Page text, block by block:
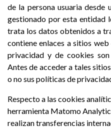
de la persona usuaria desde
gestionado por esta entidad
trata los datos obtenidos a
contiene enlaces a sitios
privacidad y de cookies
Antes de acceder a tales
o no sus políticas de
Respecto a las cookies
herramienta Matomo
realizan transferencias